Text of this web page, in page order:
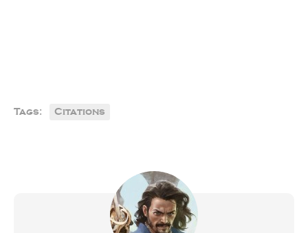
Tags: Citations